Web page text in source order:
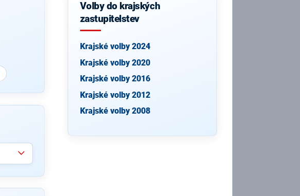
N.rozp.,MIN.b
just.,PŘÍMOU
WWW.CIBULK
Volby do krajských
zastupitelstev
Krajské volby 2024
Krajské volby 2020
Krajské volby 2016
Krajské volby 2012
Krajské volby 2008